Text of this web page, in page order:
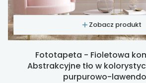
Zobacz produkt
Fototapeta - Fioletowa
Abstrakcyjne tło w
purpurowo-